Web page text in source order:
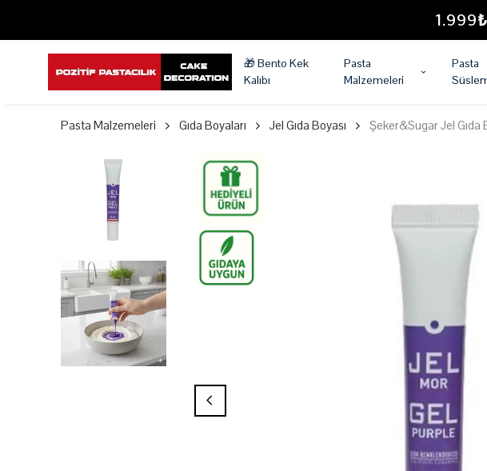
🎁 Bento Kek
Kalıbı
Pasta
Malzemeleri
Pasta
Pasta Malzemeleri Gıda Boyaları Jel Gıda Boyası Şeker&Sugar Jel Gıda